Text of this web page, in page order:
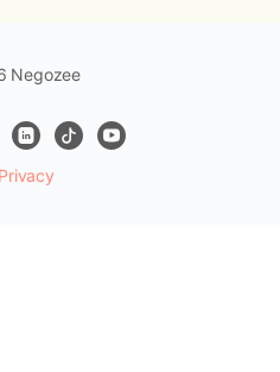
Negozee
Privacy